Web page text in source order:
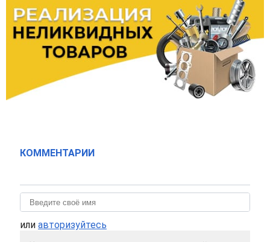
КОММЕНТАРИИ
или авторизуйтесь